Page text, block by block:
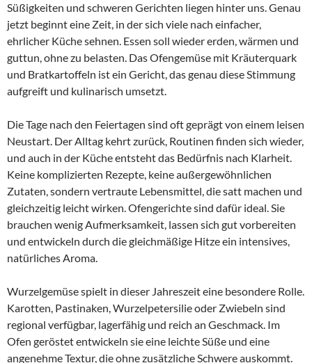
Süßigkeiten und schweren Gerichten liegen hinter uns. Genau
jetzt beginnt eine Zeit, in der sich viele nach einfacher,
ehrlicher Küche sehnen. Essen soll wieder erden, wärmen und
guttun, ohne zu belasten. Das Ofengemüse mit Kräuterquark
und Bratkartoffeln ist ein Gericht, das genau diese Stimmung
aufgreift und kulinarisch umsetzt.
Die Tage nach den Feiertagen sind oft geprägt von einem leisen
Neustart. Der Alltag kehrt zurück, Routinen finden sich wieder,
und auch in der Küche entsteht das Bedürfnis nach Klarheit.
Keine komplizierten Rezepte, keine außergewöhnlichen
Zutaten, sondern vertraute Lebensmittel, die satt machen und
gleichzeitig leicht wirken. Ofengerichte sind dafür ideal. Sie
brauchen wenig Aufmerksamkeit, lassen sich gut vorbereiten
und entwickeln durch die gleichmäßige Hitze ein intensives,
natürliches Aroma.
Wurzelgemüse spielt in dieser Jahreszeit eine besondere Rolle.
Karotten, Pastinaken, Wurzelpetersilie oder Zwiebeln sind
regional verfügbar, lagerfähig und reich an Geschmack. Im
Ofen geröstet entwickeln sie eine leichte Süße und eine
angenehme Textur, die ohne zusätzliche Schwere auskommt.